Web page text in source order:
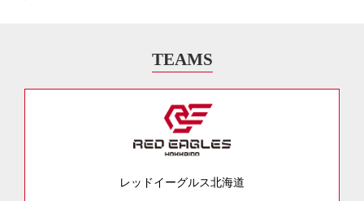
TEAMS
レッドイーグルス北海道